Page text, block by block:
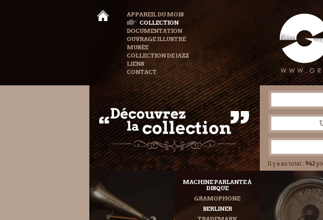
APPAREIL DU MOIS
COLLECTION
DOCUMENTATION
OUVRAGE ILLUSTRÉ
MUSÉE
COLLECTION DE JAZZ
LIENS
CONTACT
Il y a au total : 942
MACHINE PARLANTE À
DISQUE
GRAMOPHONE
BERLINER